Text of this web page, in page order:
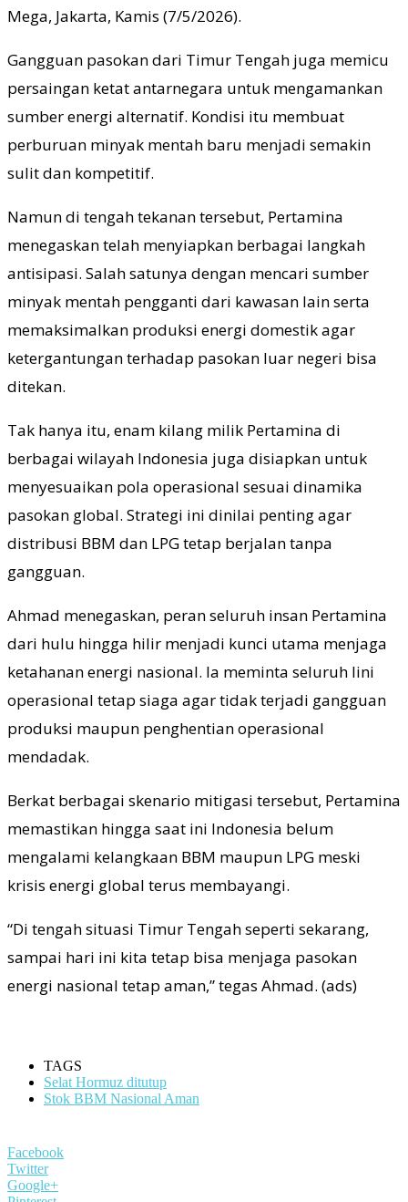
Mega, Jakarta, Kamis (7/5/2026).
Gangguan pasokan dari Timur Tengah juga memicu
persaingan ketat antarnegara untuk mengamankan
sumber energi alternatif. Kondisi itu membuat
perburuan minyak mentah baru menjadi semakin
sulit dan kompetitif.
Namun di tengah tekanan tersebut, Pertamina
menegaskan telah menyiapkan berbagai langkah
antisipasi. Salah satunya dengan mencari sumber
minyak mentah pengganti dari kawasan lain serta
memaksimalkan produksi energi domestik agar
ketergantungan terhadap pasokan luar negeri bisa
ditekan.
Tak hanya itu, enam kilang milik Pertamina di
berbagai wilayah Indonesia juga disiapkan untuk
menyesuaikan pola operasional sesuai dinamika
pasokan global. Strategi ini dinilai penting agar
distribusi BBM dan LPG tetap berjalan tanpa
gangguan.
Ahmad menegaskan, peran seluruh insan Pertamina
dari hulu hingga hilir menjadi kunci utama menjaga
ketahanan energi nasional. Ia meminta seluruh lini
operasional tetap siaga agar tidak terjadi gangguan
produksi maupun penghentian operasional
mendadak.
Berkat berbagai skenario mitigasi tersebut, Pertamina
memastikan hingga saat ini Indonesia belum
mengalami kelangkaan BBM maupun LPG meski
krisis energi global terus membayangi.
“Di tengah situasi Timur Tengah seperti sekarang,
sampai hari ini kita tetap bisa menjaga pasokan
energi nasional tetap aman,” tegas Ahmad. (ads)
TAGS
Selat Hormuz ditutup
Stok BBM Nasional Aman
Facebook
Twitter
Google+